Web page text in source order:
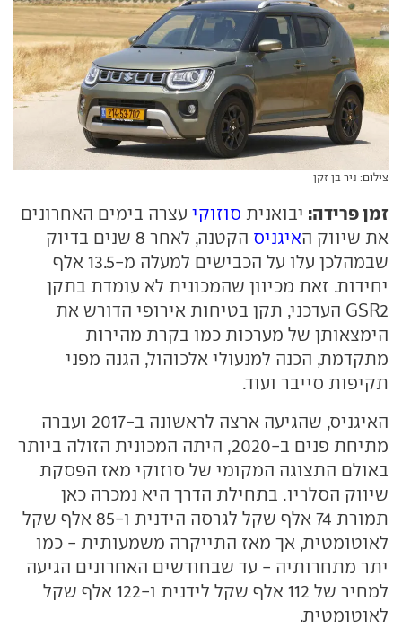
צילום: ניר בן זקן
זמן פרידה: יבואנית סוזוקי עצרה בימים האחרונים
את שיווק האיגניס
הקטנה, לאחר 8 שנים בדיוק
שבמהלכן עלו על הכבישים למעלה מ-13.5 אלף
יחידות. זאת מכיוון שהמכונית לא עומדת בתקן
GSR2 העדכני, תקן בטיחות אירופי הדורש את
הימצאותן של מערכות כמו בקרת מהירות
מתקדמת, הכנה למנעולי אלכוהול, הגנה מפני
תקיפות סייבר ועוד.
האיגניס, שהגיעה ארצה לראשונה ב-2017 ועברה
מתיחת פנים ב-2020, היתה המכונית הזולה ביותר
באולם התצוגה המקומי של סוזוקי מאז הפסקת
שיווק הסלריו. בתחילת הדרך היא נמכרה כאן
תמורת 74 אלף שקל לגרסה הידנית ו-85 אלף שקל
לאוטומטית, אך מאז התייקרה משמעותית - כמו
יתר מתחרותיה - עד שבחודשים האחרונים הגיעה
למחיר של 112 אלף שקל לידנית ו-122 אלף שקל
לאוטומטית.